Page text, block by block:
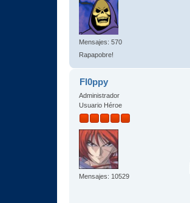
Mensajes: 570
Rapapobre!
Fl0ppy
Administrador
Usuario Héroe
Mensajes: 10529